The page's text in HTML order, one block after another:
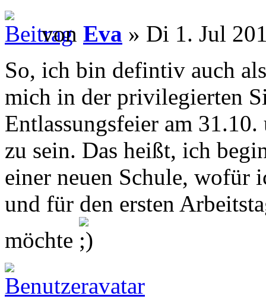
von Eva » Di 1. Jul
So, ich bin defintiv auch
mich in der privilegierten
Entlassungsfeier am
zu sein. Das heißt, ich
einer neuen Schule, wofür
und für den ersten
möchte